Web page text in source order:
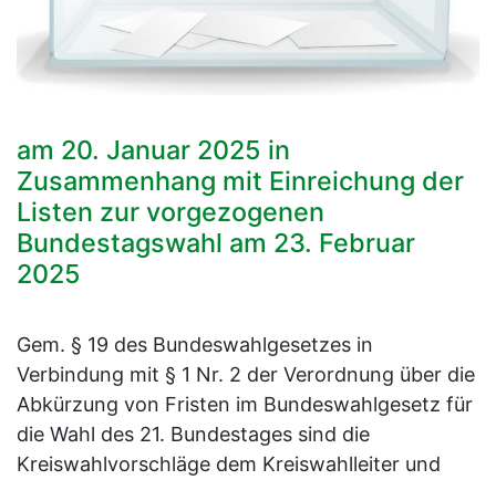
am 20. Januar 2025 in
Zusammenhang mit Einreichung der
Listen zur vorgezogenen
Bundestagswahl am 23. Februar
2025
Gem. § 19 des Bundeswahlgesetzes in
Verbindung mit § 1 Nr. 2 der Verordnung über die
Abkürzung von Fristen im Bundeswahlgesetz für
die Wahl des 21. Bundestages sind die
Kreiswahlvorschläge dem Kreiswahlleiter und